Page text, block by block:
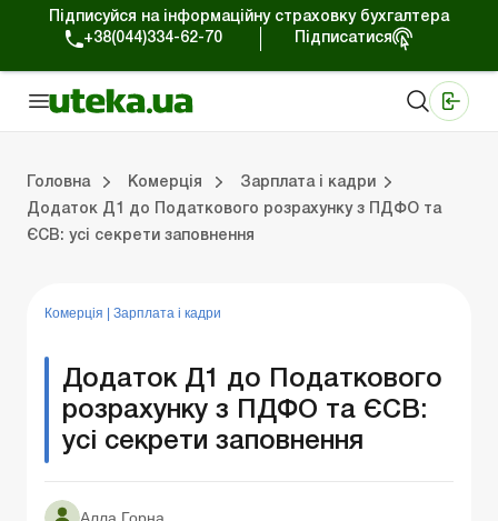
Підписуйся на інформаційну страховку бухгалтера
+38(044)334-62-70
Підписатися
Головна Комерція
Зарплата і кадри
Додаток Д1 до Податкового розрахунку з ПДФО та
ЄСВ: усі секрети заповнення
Комерція Зарплата і кадри
Додаток Д1 до Податкового
розрахунку з ПДФО та ЄСВ:
усі секрети заповнення